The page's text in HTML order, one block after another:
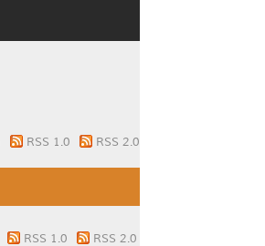
RSS 1.0 RSS 2.0
RSS 1.0 RSS 2.0